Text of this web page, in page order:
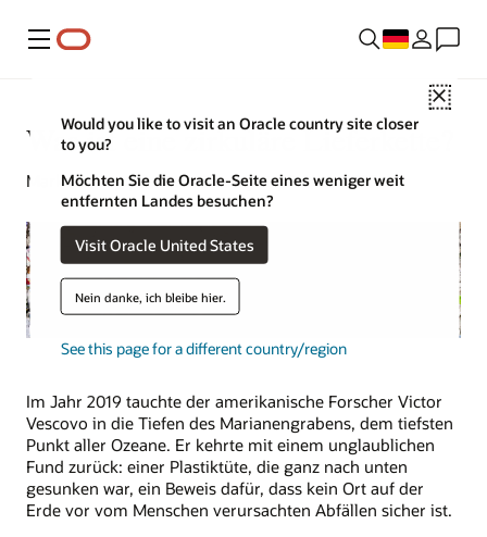
Menü
Close
Would you like to visit an Oracle country site closer
to you?
Möchten Sie die Oracle-Seite eines weniger weit
entfernten Landes besuchen?
Visit Oracle United States
Nein danke, ich bleibe hier.
See this page for a different country/region
Was ist eine zirkuläre Lieferkette?
Mark Jackley | Content Strategist | 9. Nov. 2023
Im Jahr 2019 tauchte der amerikanische Forscher Victor
Vescovo in die Tiefen des Marianengrabens, dem tiefsten
Punkt aller Ozeane. Er kehrte mit einem unglaublichen
Fund zurück: einer Plastiktüte, die ganz nach unten
gesunken war, ein Beweis dafür, dass kein Ort auf der
Erde vor vom Menschen verursachten Abfällen sicher ist.